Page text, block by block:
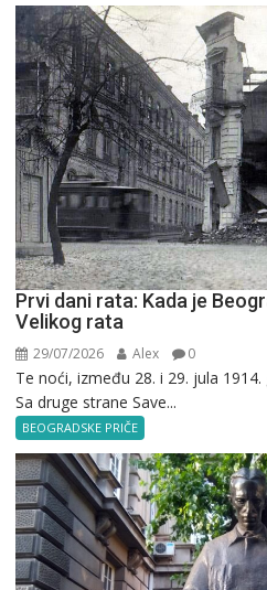
Prvi dani rata: Kada je
Velikog rata
29/07/2026 Alex 0
Te noći, između 28. i 29. jula
Sa druge strane Save...
BEOGRADSKE PRIČE